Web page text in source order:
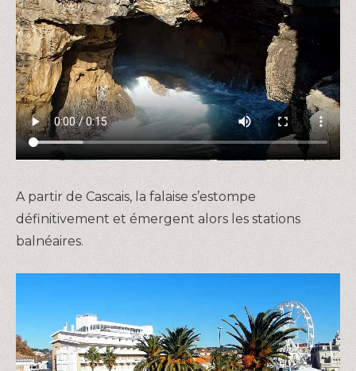
A partir de Cascais, la falaise s’estompe
définitivement et émergent alors les stations
balnéaires.